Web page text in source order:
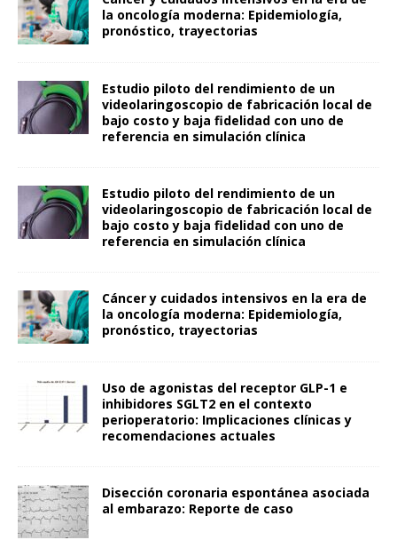
la oncología moderna: Epidemiología,
pronóstico, trayectorias
Estudio piloto del rendimiento de un
videolaringoscopio de fabricación local de
bajo costo y baja fidelidad con uno de
referencia en simulación clínica
Estudio piloto del rendimiento de un
videolaringoscopio de fabricación local de
bajo costo y baja fidelidad con uno de
referencia en simulación clínica
Cáncer y cuidados intensivos en la era de
la oncología moderna: Epidemiología,
pronóstico, trayectorias
Uso de agonistas del receptor GLP-1 e
inhibidores SGLT2 en el contexto
perioperatorio: Implicaciones clínicas y
recomendaciones actuales
Disección coronaria espontánea asociada
al embarazo: Reporte de caso